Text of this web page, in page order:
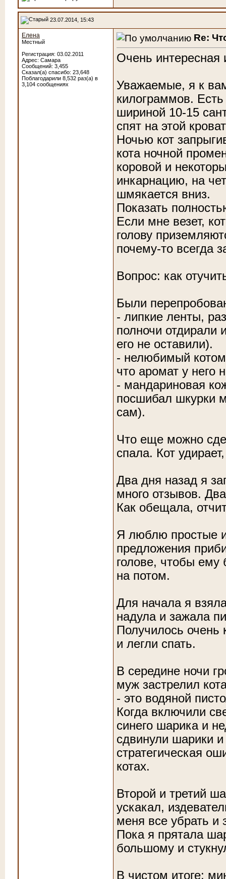
23.07.2014, 15:43
Елена
Местный
Регистрация: 03.02.2011
Адрес: Самара
Сообщений: 3,455
Сказал(а) спасибо: 23,648
Поблагодарили 8,532 раз(а) в
3,104 сообщениях
Re:
Очень интересная
Уважаемые, я к
килограммов.
шириной 10-15
спят на этой
Ночью кот
кота ночной
коровой и
инкарнацию, на
шмякается вниз.
Показать
Если мне везет,
голову
почему-то всегда
Вопрос: как
Были
- липкие ленты,
полночи отдирали
его не оставили).
- нелюбимый котом
что аромат у него
- мандариновая
посшибал шкурки
сам).
Что еще можно
спала. Кот
Два дня назад я
много отзывов.
Как обещала,
Я люблю простые
предложения
голове, чтобы
на потом.
Для начала я
надула и зажала
Получилось
и легли спать.
В середине ночи
муж застрелил
- это водяной
Когда включили
синего шарика и
сдвинули шарики
стратегическая
котах.
Второй и третий
ускакал,
меня все убрать и
Пока я прятала
большому и
В чистом итоге: